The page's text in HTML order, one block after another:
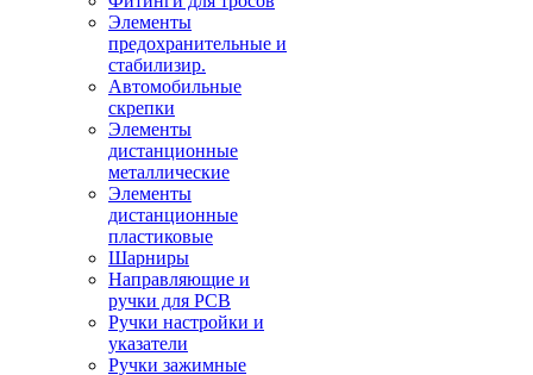
Элементы
предохранительные и
стабилизир.
Автомобильные
скрепки
Элементы
дистанционные
металлические
Элементы
дистанционные
пластиковые
Шарниры
Направляющие и
ручки для PCB
Ручки настройки и
указатели
Ручки зажимные